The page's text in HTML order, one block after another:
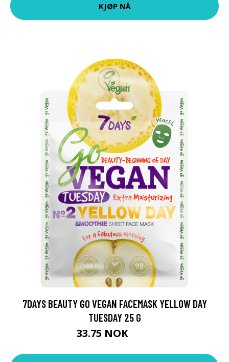
KJØP NÅ
7DAYS BEAUTY GO VEGAN FACEMASK YELLOW DAY
TUESDAY 25 G
33.75 NOK